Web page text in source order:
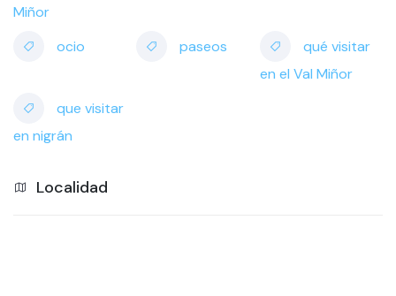
Miñor
ocio paseos
qué visitar
en el Val Miñor
que visitar
en nigrán
Localidad